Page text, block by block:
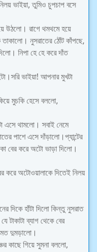
ভাইয়া, তুমিও চুপচাপ বসে
উঠলো। রাগে থমথমে হয়ে
তাকালো। নুসরাতের ঠোঁট কাঁপছে,
নিপা হে হে করে দাঁত
ভাইয়া! আপনার মুখটা
মুচকি হেসে বললো,
থামলো। সবাই নেমে
পাশে এসে দাঁড়ালো।প্যান্টের
বের করে অটো ভাড়া দিলো।
করে অটোওয়ালাকে দিতেই নিলয়
দিকে হাঁটা দিলো কিন্তু নুসরাত
টাকাটা ব্যাগ থেকে বের
মত দুমড়ালো।
কাছে গিয়ে সুমনা বললো,